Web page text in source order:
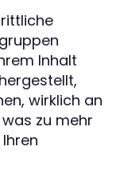
Inhalt
wirklich an
zu mehr